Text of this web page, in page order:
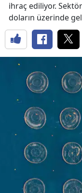
ihraç ediliyor.
doların üzerinde